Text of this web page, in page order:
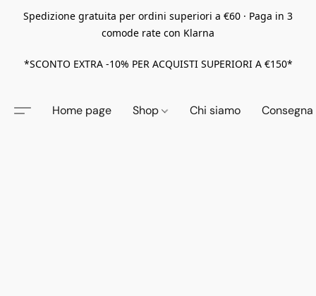
Spedizione gratuita per ordini superiori a €60 · Paga in 3
comode rate con Klarna
*SCONTO EXTRA -10% PER ACQUISTI SUPERIORI A €150*
Home page Shop Chi siamo Consegna